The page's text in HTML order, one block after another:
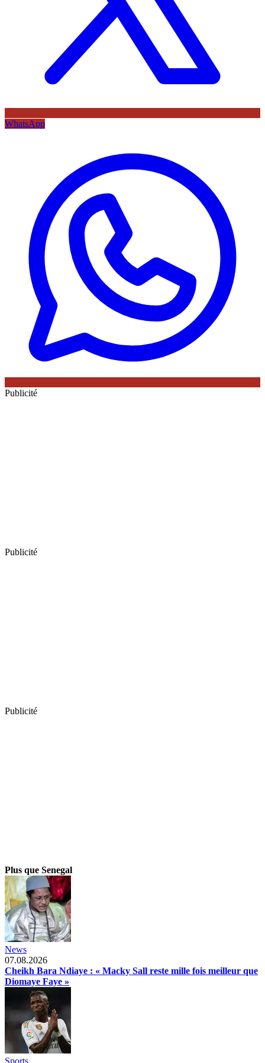
WhatsApp
Publicité
Publicité
Publicité
Plus que Senegal
News
07.08.2026
Cheikh Bara Ndiaye : « Macky Sall reste mille fois meilleur que
Diomaye Faye »
Sports